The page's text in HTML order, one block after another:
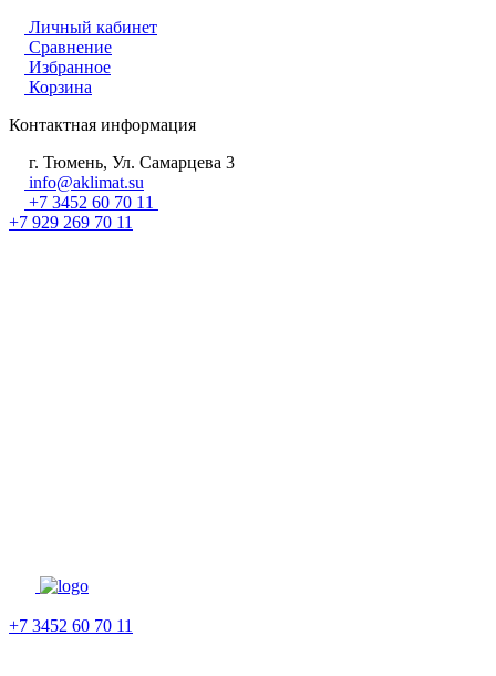
Личный кабинет
Сравнение
Избранное
Корзина
Контактная информация
г. Тюмень, Ул. Самарцева 3
info@aklimat.su
+7 3452 60 70 11
+7 929 269 70 11
+7 3452 60 70 11